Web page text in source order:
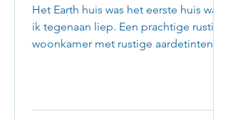
Het Earth huis was het eerste huis waar
ik tegenaan liep. Een prachtige rustige
woonkamer met rustige aardetinten en